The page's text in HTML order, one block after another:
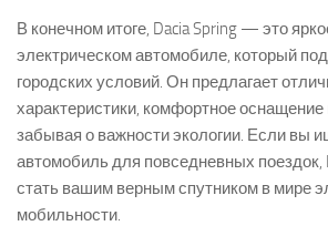
В конечном итоге, Dacia Spring — это
электрическом автомобиле, который
городских условий. Он предлагает
характеристики, комфортное
забывая о важности экологии. Если вы
автомобиль для повседневных поездок,
стать вашим верным спутником в мире
мобильности.